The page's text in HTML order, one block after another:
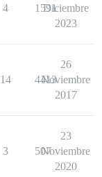
4 1591
Diciembre
2023
14 4413
26
Noviembre
2017
3 507
23
Noviembre
2020